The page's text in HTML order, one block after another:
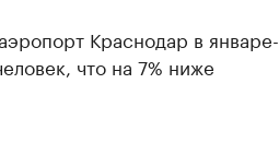
Краснодар в январе-
что на 7% ниже